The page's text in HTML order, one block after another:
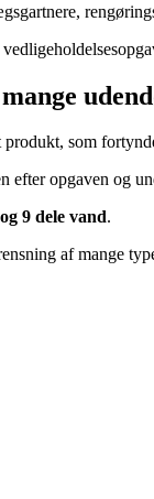
som
efter opgaven og
9 dele vand.
af mange